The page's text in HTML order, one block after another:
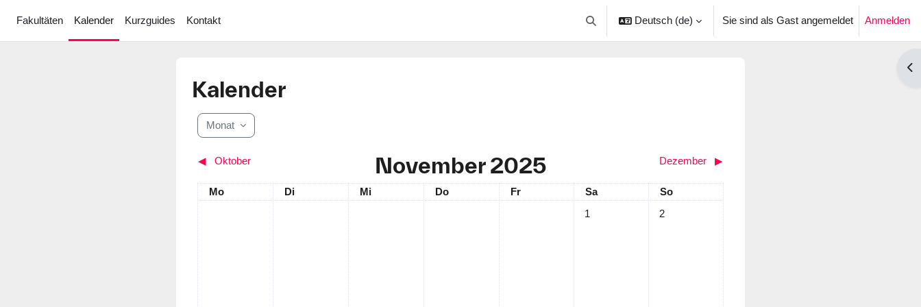
Fakultäten
Kalender Kurzguides Kontakt
Sucheingabe umschalten
Deutsch ‎(de)‎ Sie sind als Gast angemeldet Anmelden
Kalender
Monat
◀︎ Oktober November 2025 Dezember ▶︎
Montag
Mo Dienstag
Di Mittwoch
Mi Donnerstag
Do Freitag
Fr Samstag
Sa Sonntag
So
Keine Termine, Samstag, 1. November
1 Keine Termine, Sonntag, 2. November
2